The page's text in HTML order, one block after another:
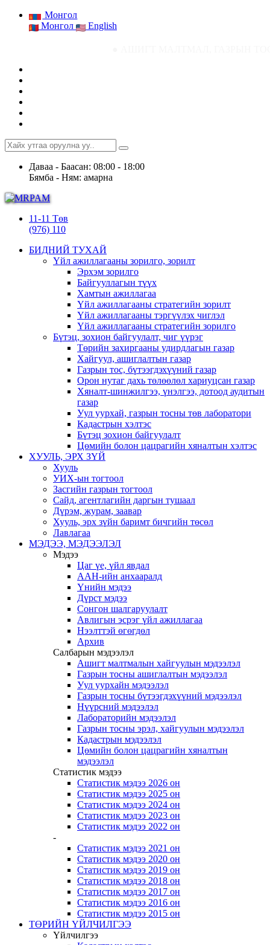
Монгол
Монгол
English
Даваа - Баасан: 08:00 - 18:00
Бямба - Ням: амарна
11-11 Төв
(976) 110
БИДНИЙ ТУХАЙ
Үйл ажиллагааны зорилго, зорилт
Эрхэм зорилго
Байгууллагын түүх
Хамтын ажиллагаа
Үйл ажиллагааны стратегийн зорилт
Үйл ажиллагааны тэргүүлэх чиглэл
Үйл ажиллагааны стратегийн зорилго
Бүтэц, зохион байгуулалт, чиг үүрэг
Төрийн захиргааны удирдлагын газар
Хайгуул, ашиглалтын газар
Газрын тос, бүтээгдэхүүний газар
Орон нутаг дахь төлөөлөл хариуцсан газар
Хяналт-шинжилгээ, үнэлгээ, дотоод аудитын
газар
Уул уурхай, газрын тосны төв лаборатори
Кадастрын хэлтэс
Бүтэц зохион байгуулалт
Цөмийн болон цацрагийн хяналтын хэлтэс
ХУУЛЬ, ЭРХ ЗҮЙ
Хууль
УИХ-ын тогтоол
Засгийн газрын тогтоол
Сайд, агентлагийн даргын тушаал
Дүрэм, журам, заавар
Хууль, эрх зүйн баримт бичгийн төсөл
Лавлагаа
МЭДЭЭ, МЭДЭЭЛЭЛ
Мэдээ
Цаг үе, үйл явдал
ААН-ийн анхааралд
Үнийн мэдээ
Дүрст мэдээ
Сонгон шалгаруулалт
Авлигын эсрэг үйл ажиллагаа
Нээлттэй өгөгдөл
Архив
Салбарын мэдээлэл
Ашигт малтмалын хайгуулын мэдээлэл
Газрын тосны ашиглалтын мэдээлэл
Уул уурхайн мэдээлэл
Газрын тосны бүтээгдэхүүний мэдээлэл
Нүүрсний мэдээлэл
Лабораторийн мэдээлэл
Газрын тосны эрэл, хайгуулын мэдээлэл
Кадастрын мэдээлэл
Цөмийн болон цацрагийн хяналтын
мэдээлэл
Статистик мэдээ
Статистик мэдээ 2026 он
Статистик мэдээ 2025 он
Статистик мэдээ 2024 он
Статистик мэдээ 2023 он
Статистик мэдээ 2022 он
-
Статистик мэдээ 2021 он
Статистик мэдээ 2020 он
Статистик мэдээ 2019 он
Статистик мэдээ 2018 он
Статистик мэдээ 2017 он
Статистик мэдээ 2016 он
Статистик мэдээ 2015 он
ТӨРИЙН ҮЙЛЧИЛГЭЭ
Үйлчилгээ